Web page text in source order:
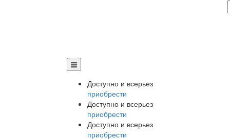
Доступно и всерьез
приобрести
Доступно и всерьез
приобрести
Доступно и всерьез
приобрести